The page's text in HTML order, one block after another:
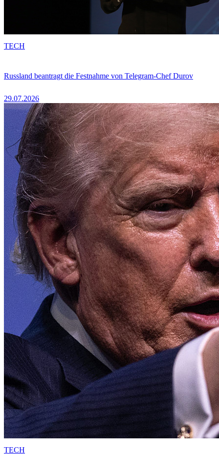
Russland beantragt die Festnahme von Telegram-Chef Durov
29.07.2026
TECH
TECH